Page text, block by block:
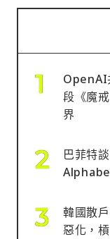
OpenAI
段《魔
界
巴菲特
韓國散
惡化，